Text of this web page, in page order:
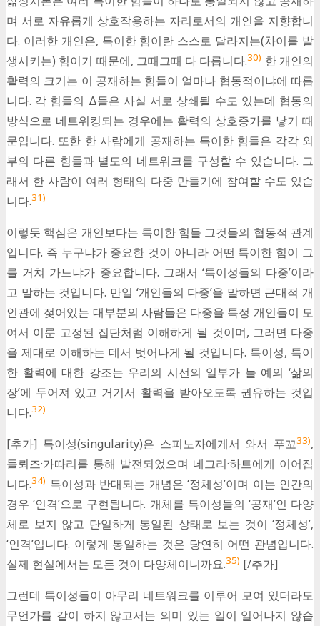
며 서로 자유롭게 상호작용하는 자리로서의 개인을 지향합니
다. 이러한 개인은, 특이한 힘이란 스스로 달라지는(차이를 발
생시키는) 힘이기 때문에, 그때그때 다 다릅니다.30) 한 개인의
활력의 크기는 이 공재하는 힘들이 얼마나 협동적이냐에 따릅
니다. 각 힘들의 Δ들은 사실 서로 상쇄될 수도 있는데 협동의
방식으로 네트워킹되는 경우에는 활력의 상호증가를 낳기 때
문입니다. 또한 한 사람에게 공재하는 특이한 힘들은 각각 외
부의 다른 힘들과 별도의 네트워크를 구성할 수 있습니다. 그
래서 한 사람이 여러 형태의 다중 만들기에 참여할 수도 있습
니다.31)
이렇듯 핵심은 개인보다는 특이한 힘들 그것들의 협동적 관계
입니다. 즉 누구냐가 중요한 것이 아니라 어떤 특이한 힘이 그
를 거쳐 가느냐가 중요합니다. 그래서 ‘특이성들의 다중’이라
고 말하는 것입니다. 만일 ‘개인들의 다중’을 말하면 근대적 개
인관에 젖어있는 대부분의 사람들은 다중을 특정 개인들이 모
여서 이룬 고정된 집단처럼 이해하게 될 것이며, 그러면 다중
을 제대로 이해하는 데서 벗어나게 될 것입니다. 특이성, 특이
한 활력에 대한 강조는 우리의 시선의 일부가 늘 예의 ‘삶의
장’에 두어져 있고 거기서 활력을 받아오도록 권유하는 것입
니다.32)
[추가] 특이성(singularity)은 스피노자에게서 와서 푸꼬33),
들뢰즈·가따리를 통해 발전되었으며 네그리·하트에게 이어집
니다.34) 특이성과 반대되는 개념은 ‘정체성’이며 이는 인간의
경우 ‘인격’으로 구현됩니다. 개체를 특이성들의 ‘공재’인 다양
체로 보지 않고 단일하게 통일된 상태로 보는 것이 ‘정체성’,
‘인격’입니다. 이렇게 통일하는 것은 당연히 어떤 관념입니다.
실제 현실에서는 모든 것이 다양체이니까요.35) [/추가]
그런데 특이성들이 아무리 네트워크를 이루어 모여 있더라도
무언가를 같이 하지 않고서는 의미 있는 일이 일어나지 않습